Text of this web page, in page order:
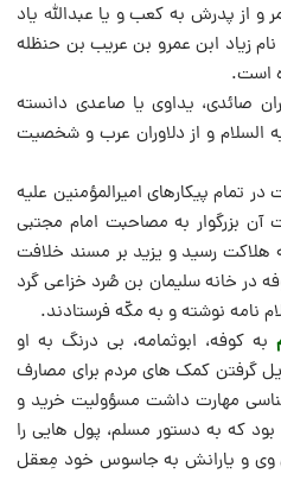
و از پدرش به کعب و یا عبداللَّه یاد
زیاد ابن عمرو بن عریب بن حنظله
است.
صائدى، یداوى یا صاعدى دانسته
السلام و از دلاوران عرب و شخصیت
تمام پیکارهاى امیرالمؤمنین علیه
بزرگوار به مصاحبت امام مجتبى
هلاکت رسید و یزید بر مسند خلافت
در خانه سلیمان بن صُرد خزاعى گرد
نامه نوشته و به مکّه فرستادند.
به کوفه، ابوثمامه، بى درنگ به او
گرفتن کمک هاى مردم براى مصارف
مهارت داشت مسؤولیت خرید و
که به دستور مسلم، پول هایى را
وى و یارانش به جاسوس خود مِعقل